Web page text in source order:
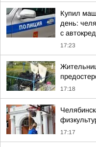
Купил
день:
с
17:23
17:18
17:17